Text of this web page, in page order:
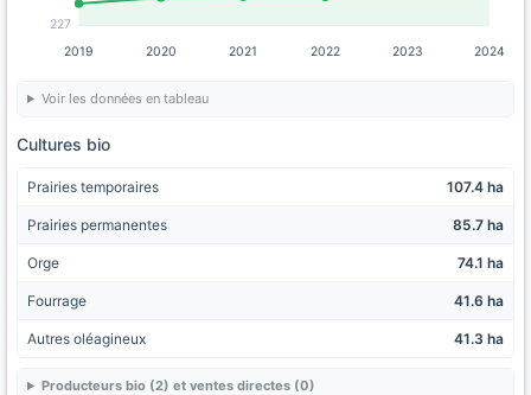
227
2019 2020 2021 2022 2023 2024
Voir les données en tableau
Cultures bio
Prairies temporaires 107.4 ha
Prairies permanentes 85.7 ha
Orge 74.1 ha
Fourrage 41.6 ha
Autres oléagineux 41.3 ha
Producteurs bio (2) et ventes directes (0)